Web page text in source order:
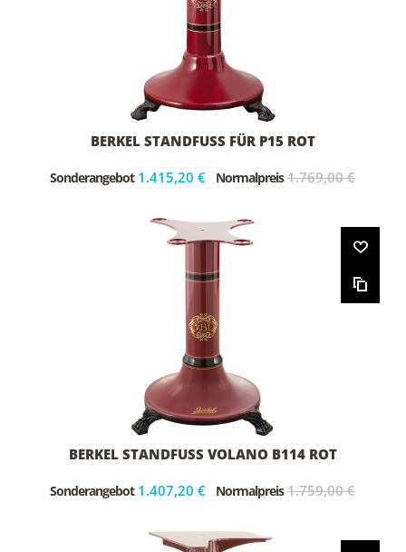
BERKEL STANDFUSS FÜR P15 ROT
Sonderangebot 1.415,20 € Normalpreis 1.769,00 €
BERKEL STANDFUSS VOLANO B114 ROT
Sonderangebot 1.407,20 € Normalpreis 1.759,00 €